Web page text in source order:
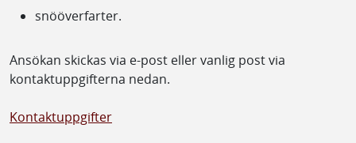
snööverfarter.
Ansökan skickas via e-post eller vanlig post via
kontaktuppgifterna nedan.
Kontaktuppgifter